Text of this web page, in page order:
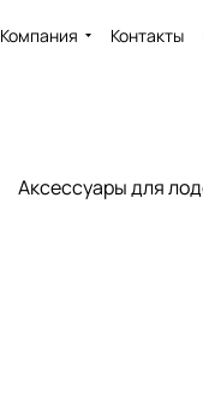
Компания Контакты
Аксессуары для